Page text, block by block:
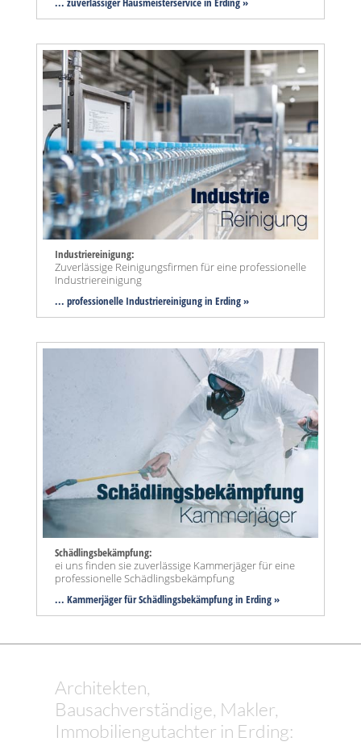
Industriereinigung:
Zuverlässige Reinigungsfirmen für eine professionelle
Industriereinigung
... professionelle Industriereinigung in Erding »
Schädlingsbekämpfung:
ei uns finden sie zuverlässige Kammerjäger für eine
professionelle Schädlingsbekämpfung
... Kammerjäger für Schädlingsbekämpfung in Erding »
Architekten,
Bausachverständige, Makler,
Immobiliengutachter in Erding: